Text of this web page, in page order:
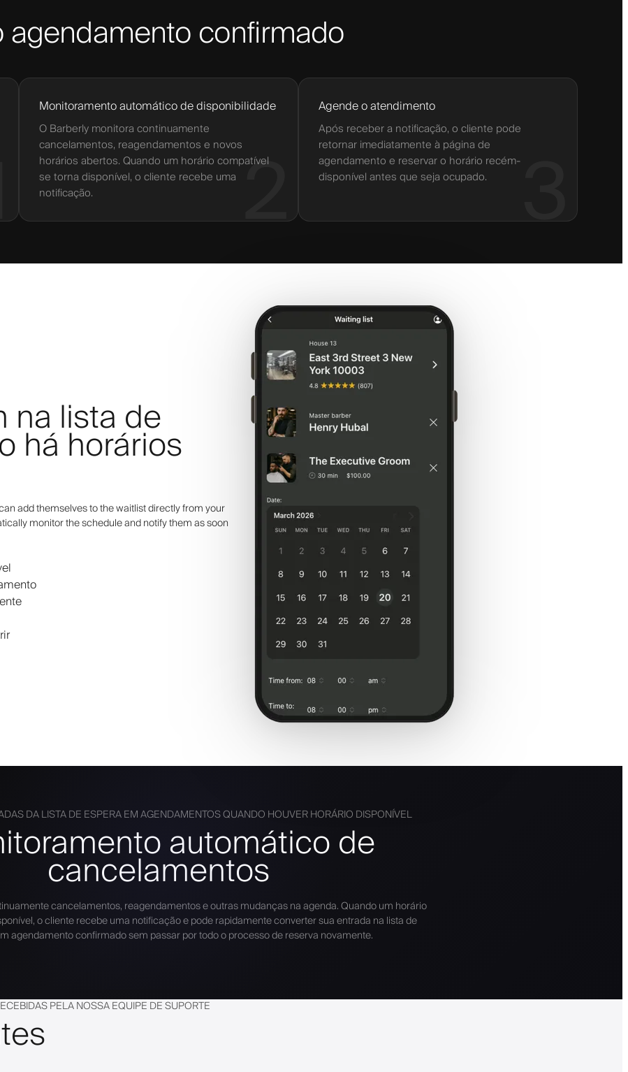
agendamento confirmado
2
Monitoramento automático de disponibilidade
O Barberly monitora continuamente
cancelamentos, reagendamentos e novos
horários abertos. Quando um horário compatível
se torna disponível, o cliente recebe uma
notificação.
3
Agende o atendimento
Após receber a notificação, o cliente pode
retornar imediatamente à página de
agendamento e reservar o horário recém-
disponível antes que seja ocupado.
na lista de
há horários
add themselves to the waitlist directly from your
monitor the schedule and notify them as soon
DA LISTA DE ESPERA EM AGENDAMENTOS QUANDO HOUVER HORÁRIO DISPONÍVEL
automático de
cancelamentos
cancelamentos, reagendamentos e outras mudanças na agenda. Quando um horário
o cliente recebe uma notificação e pode rapidamente converter sua entrada na lista de
agendamento confirmado sem passar por todo o processo de reserva novamente.
PELA NOSSA EQUIPE DE SUPORTE